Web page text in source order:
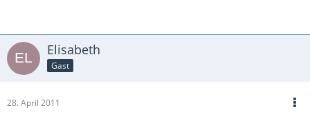
Elisabeth
Gast
28. April 2011